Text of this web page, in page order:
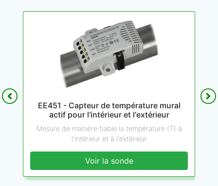
EE451 - Capteur de température mural
actif pour l'intérieur et l'extérieur
Mesure de manière fiable la température (T) à
l'intérieur et à l'extérieur
Voir la sonde
Precedent